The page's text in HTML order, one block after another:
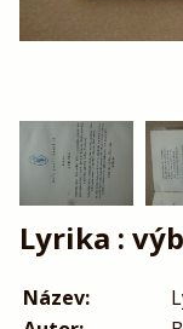
Lyrika :
Název: